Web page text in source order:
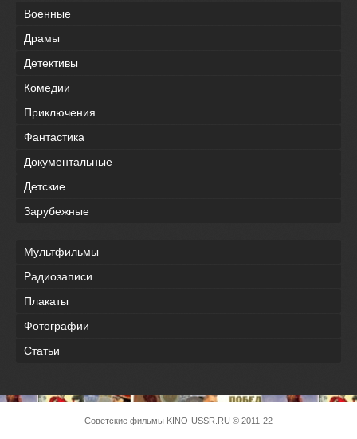
Военные
Драмы
Детективы
Комедии
Приключения
Фантастика
Документальные
Детские
Зарубежные
Мультфильмы
Радиозаписи
Плакаты
Фотографии
Статьи
Советские фильмы KINO-USSR.RU © 2011-22